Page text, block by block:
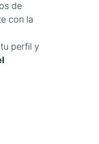
de
con la
perfil y